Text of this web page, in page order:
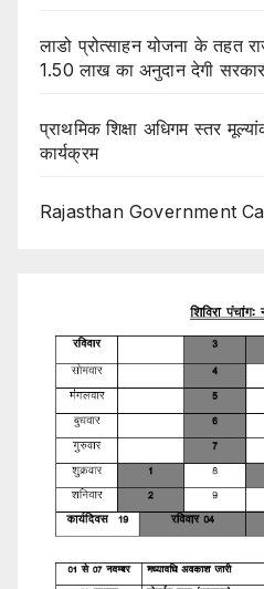
लाडो प्रोत्साहन योजना के तहत
1.50 लाख का अनुदान देगी सरकार
प्राथमिक शिक्षा अधिगम स्तर
कार्यक्रम
Rajasthan Government